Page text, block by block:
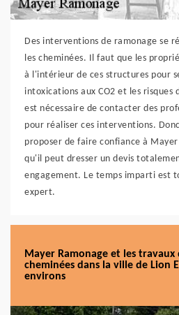
Des interventions de ramonage se
les cheminées. Il faut que les
à l'intérieur de ces structures pour
intoxications aux CO2 et les risques
est nécessaire de contacter des
pour réaliser ces interventions.
proposer de faire confiance à
qu'il peut dresser un devis
engagement. Le temps imparti est
expert.
Mayer Ramonage et les travaux
cheminées dans la ville de Lion
environs